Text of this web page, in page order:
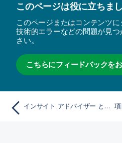
このページは役に立ちま
このページまたはコンテンツに
技術的エラーなどの問題が見
さい。
こちらにフィードバックを
インサイト アドバイザー とビジネス ロジックとは何ですか?